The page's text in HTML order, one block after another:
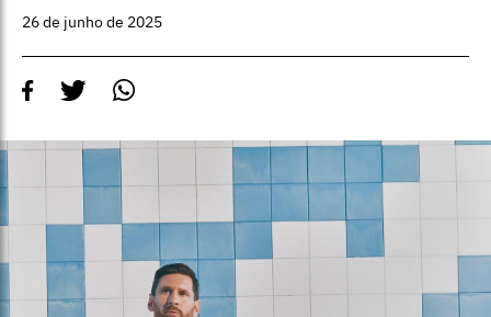
26 de junho de 2025